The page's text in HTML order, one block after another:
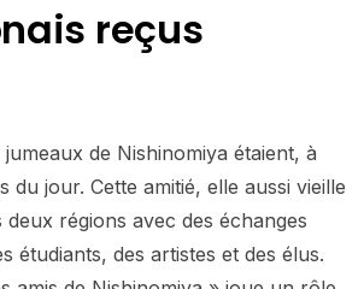
reçus
de Nishinomiya étaient, à
du jour. Cette amitié, elle aussi vieille
deux régions avec des échanges
étudiants, des artistes et des élus.